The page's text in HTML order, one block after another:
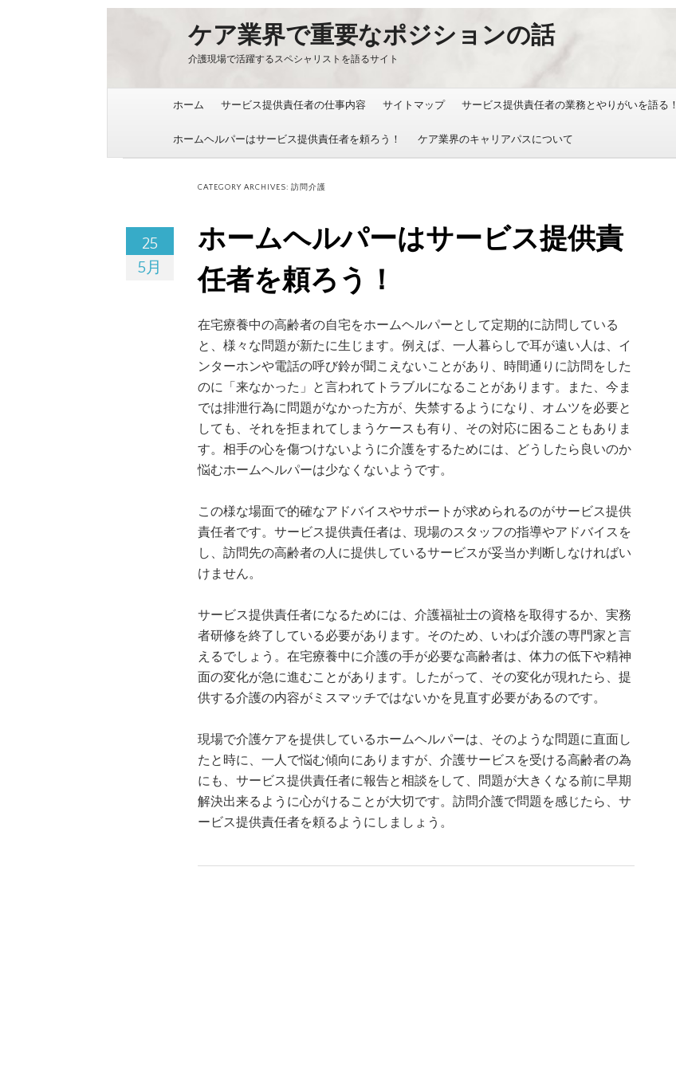
ケア業界で重要なポジションの話
介護現場で活躍するスペシャリストを語るサイト
ホーム サービス提供責任者の仕事内容 サイトマップ サービス提供責任者の業務とやりがいを語る！
ホームヘルパーはサービス提供責任者を頼ろう！ ケア業界のキャリアパスについて
CATEGORY ARCHIVES: 訪問介護
25
5月
ホームヘルパーはサービス提供責
任者を頼ろう！
在宅療養中の高齢者の自宅をホームヘルパーとして定期的に訪問している
と、様々な問題が新たに生じます。例えば、一人暮らしで耳が遠い人は、イ
ンターホンや電話の呼び鈴が聞こえないことがあり、時間通りに訪問をした
のに「来なかった」と言われてトラブルになることがあります。また、今ま
では排泄行為に問題がなかった方が、失禁するようになり、オムツを必要と
しても、それを拒まれてしまうケースも有り、その対応に困ることもありま
す。相手の心を傷つけないように介護をするためには、どうしたら良いのか
悩むホームヘルパーは少なくないようです。
この様な場面で的確なアドバイスやサポートが求められるのがサービス提供
責任者です。サービス提供責任者は、現場のスタッフの指導やアドバイスを
し、訪問先の高齢者の人に提供しているサービスが妥当か判断しなければい
けません。
サービス提供責任者になるためには、介護福祉士の資格を取得するか、実務
者研修を終了している必要があります。そのため、いわば介護の専門家と言
えるでしょう。在宅療養中に介護の手が必要な高齢者は、体力の低下や精神
面の変化が急に進むことがあります。したがって、その変化が現れたら、提
供する介護の内容がミスマッチではないかを見直す必要があるのです。
現場で介護ケアを提供しているホームヘルパーは、そのような問題に直面し
たと時に、一人で悩む傾向にありますが、介護サービスを受ける高齢者の為
にも、サービス提供責任者に報告と相談をして、問題が大きくなる前に早期
解決出来るように心がけることが大切です。訪問介護で問題を感じたら、サ
ービス提供責任者を頼るようにしましょう。